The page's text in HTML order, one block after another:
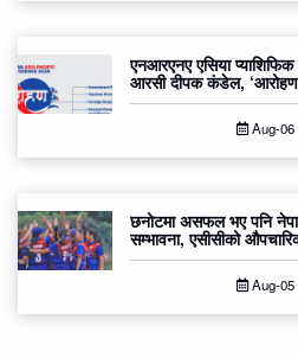
एनआरएनए एसिया
आरसी दीपक कंडेल,
Aug-06
छनोटमा असफल भए पनि
सम्भावना, एसीसीको
Aug-05